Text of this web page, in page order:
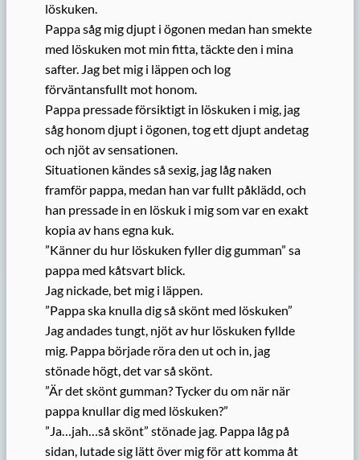
löskuken.
Pappa såg mig djupt i ögonen medan han smekte
med löskuken mot min fitta, täckte den i mina
safter. Jag bet mig i läppen och log
förväntansfullt mot honom.
Pappa pressade försiktigt in löskuken i mig, jag
såg honom djupt i ögonen, tog ett djupt andetag
och njöt av sensationen.
Situationen kändes så sexig, jag låg naken
framför pappa, medan han var fullt påklädd, och
han pressade in en löskuk i mig som var en exakt
kopia av hans egna kuk.
”Känner du hur löskuken fyller dig gumman” sa
pappa med kåtsvart blick.
Jag nickade, bet mig i läppen.
”Pappa ska knulla dig så skönt med löskuken”
Jag andades tungt, njöt av hur löskuken fyllde
mig. Pappa började röra den ut och in, jag
stönade högt, det var så skönt.
”Är det skönt gumman? Tycker du om när när
pappa knullar dig med löskuken?”
”Ja…jah…så skönt” stönade jag. Pappa låg på
sidan, lutade sig lätt över mig för att komma åt